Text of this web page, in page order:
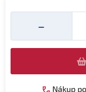
−
Nákup